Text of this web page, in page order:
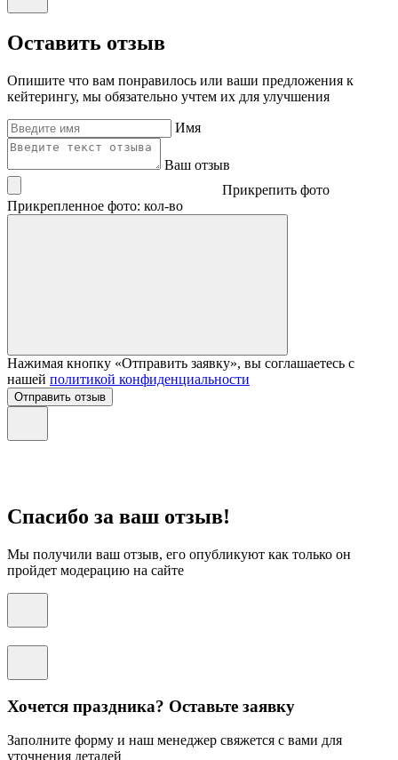
Оставить отзыв
Опишите что вам понравилось или ваши предложения к
кейтерингу, мы обязательно учтем их для улучшения
Имя
Ваш отзыв
Прикрепить фото
Прикрепленное фото: кол-во
Нажимая кнопку «Отправить заявку», вы соглашаетесь с
нашей политикой конфиденциальности
Отправить отзыв
Спасибо за ваш отзыв!
Мы получили ваш отзыв, его опубликуют как только он
пройдет модерацию на сайте
Хочется праздника? Оставьте заявку
Заполните форму и наш менеджер свяжется с вами для
уточнения деталей